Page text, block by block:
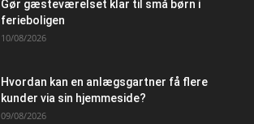
Gør gæsteværelset klar til små børn i
ferieboligen
10/08/2026
Hvordan kan en anlægsgartner få flere
kunder via sin hjemmeside?
09/08/2026